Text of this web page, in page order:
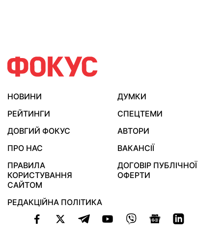
НОВИНИ
ДУМКИ
РЕЙТИНГИ
СПЕЦТЕМИ
ДОВГИЙ ФОКУС
АВТОРИ
ПРО НАС
ВАКАНСІЇ
ПРАВИЛА
КОРИСТУВАННЯ
САЙТОМ
ДОГОВІР ПУБЛІЧНОЇ
ОФЕРТИ
РЕДАКЦІЙНА ПОЛІТИКА